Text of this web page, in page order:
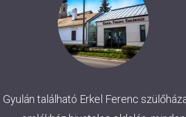
Gyulán található Erkel Ferenc